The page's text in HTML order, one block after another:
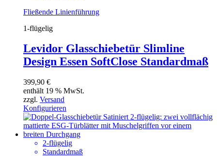
Fließende Linienführung
1-flügelig
Levidor Glasschiebetür Slimline
Design Essen SoftClose Standardmaß
399,90 €
enthält 19 % MwSt.
zzgl. Versand
Konfigurieren
2-flügelig
Standardmaß